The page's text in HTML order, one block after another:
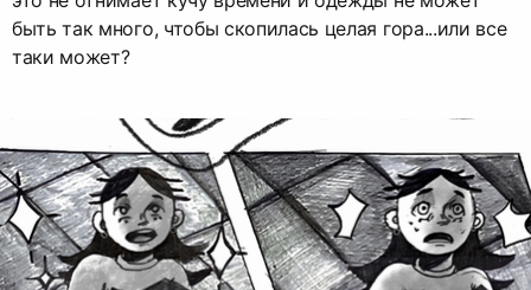
быть так много, чтобы скопилась целая гора...или все
таки может?